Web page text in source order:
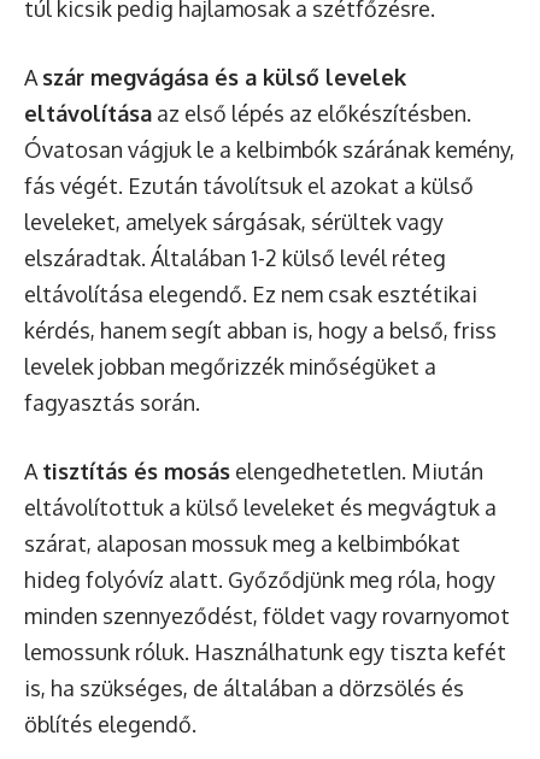
túl kicsik pedig hajlamosak a szétfőzésre.
A szár megvágása és a külső levelek
eltávolítása az első lépés az előkészítésben.
Óvatosan vágjuk le a kelbimbók szárának kemény,
fás végét. Ezután távolítsuk el azokat a külső
leveleket, amelyek sárgásak, sérültek vagy
elszáradtak. Általában 1-2 külső levél réteg
eltávolítása elegendő. Ez nem csak esztétikai
kérdés, hanem segít abban is, hogy a belső, friss
levelek jobban megőrizzék minőségüket a
fagyasztás során.
A tisztítás és mosás elengedhetetlen. Miután
eltávolítottuk a külső leveleket és megvágtuk a
szárat, alaposan mossuk meg a kelbimbókat
hideg folyóvíz alatt. Győződjünk meg róla, hogy
minden szennyeződést, földet vagy rovarnyomot
lemossunk róluk. Használhatunk egy tiszta kefét
is, ha szükséges, de általában a dörzsölés és
öblítés elegendő.